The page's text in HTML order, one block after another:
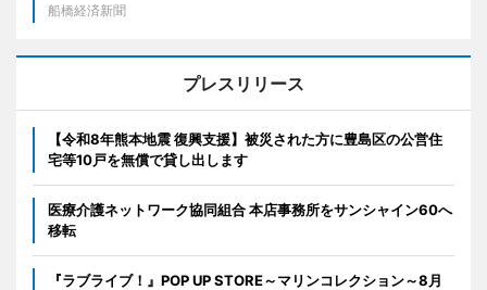
船橋経済新聞
プレスリリース
【令和8年熊本地震 復興支援】被災された方に豊島区の公営住
宅等10戸を無償で貸し出します
医療介護ネットワーク協同組合 本店事務所をサンシャイン60へ
移転
『ラブライブ！』POP UP STORE～マリンコレクション～8月